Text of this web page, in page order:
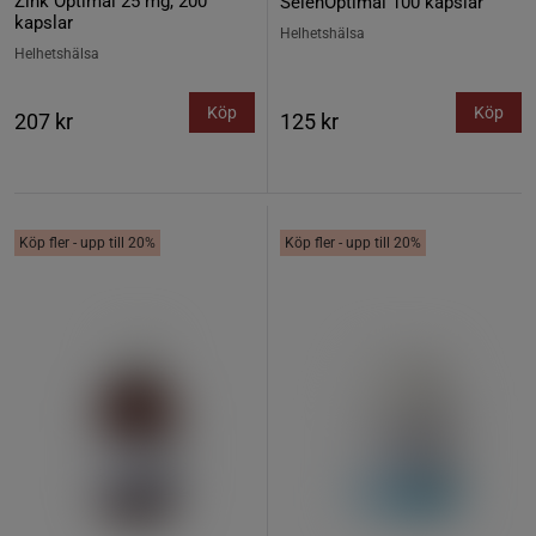
kapslar
Helhetshälsa
207 kr Köp
Helhetshälsa
125 kr Köp
Köp fler - upp till 20% Köp fler - upp till 20%